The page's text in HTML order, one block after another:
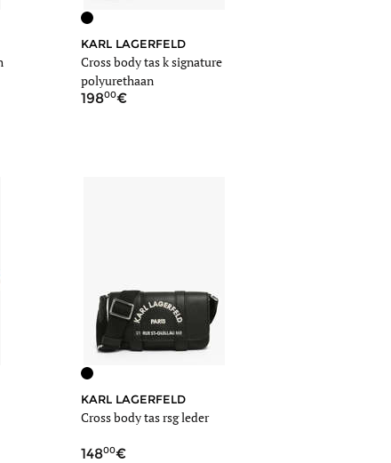
KARL LAGERFELD
Cross body tas k signature
polyurethaan
19800
KARL LAGERFELD
Cross body tas rsg leder
14800